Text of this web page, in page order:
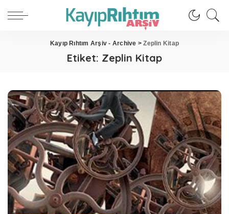
Kayıp Rıhtım Arşiv - Archive >Zeplin Kitap
Etiket: Zeplin Kitap